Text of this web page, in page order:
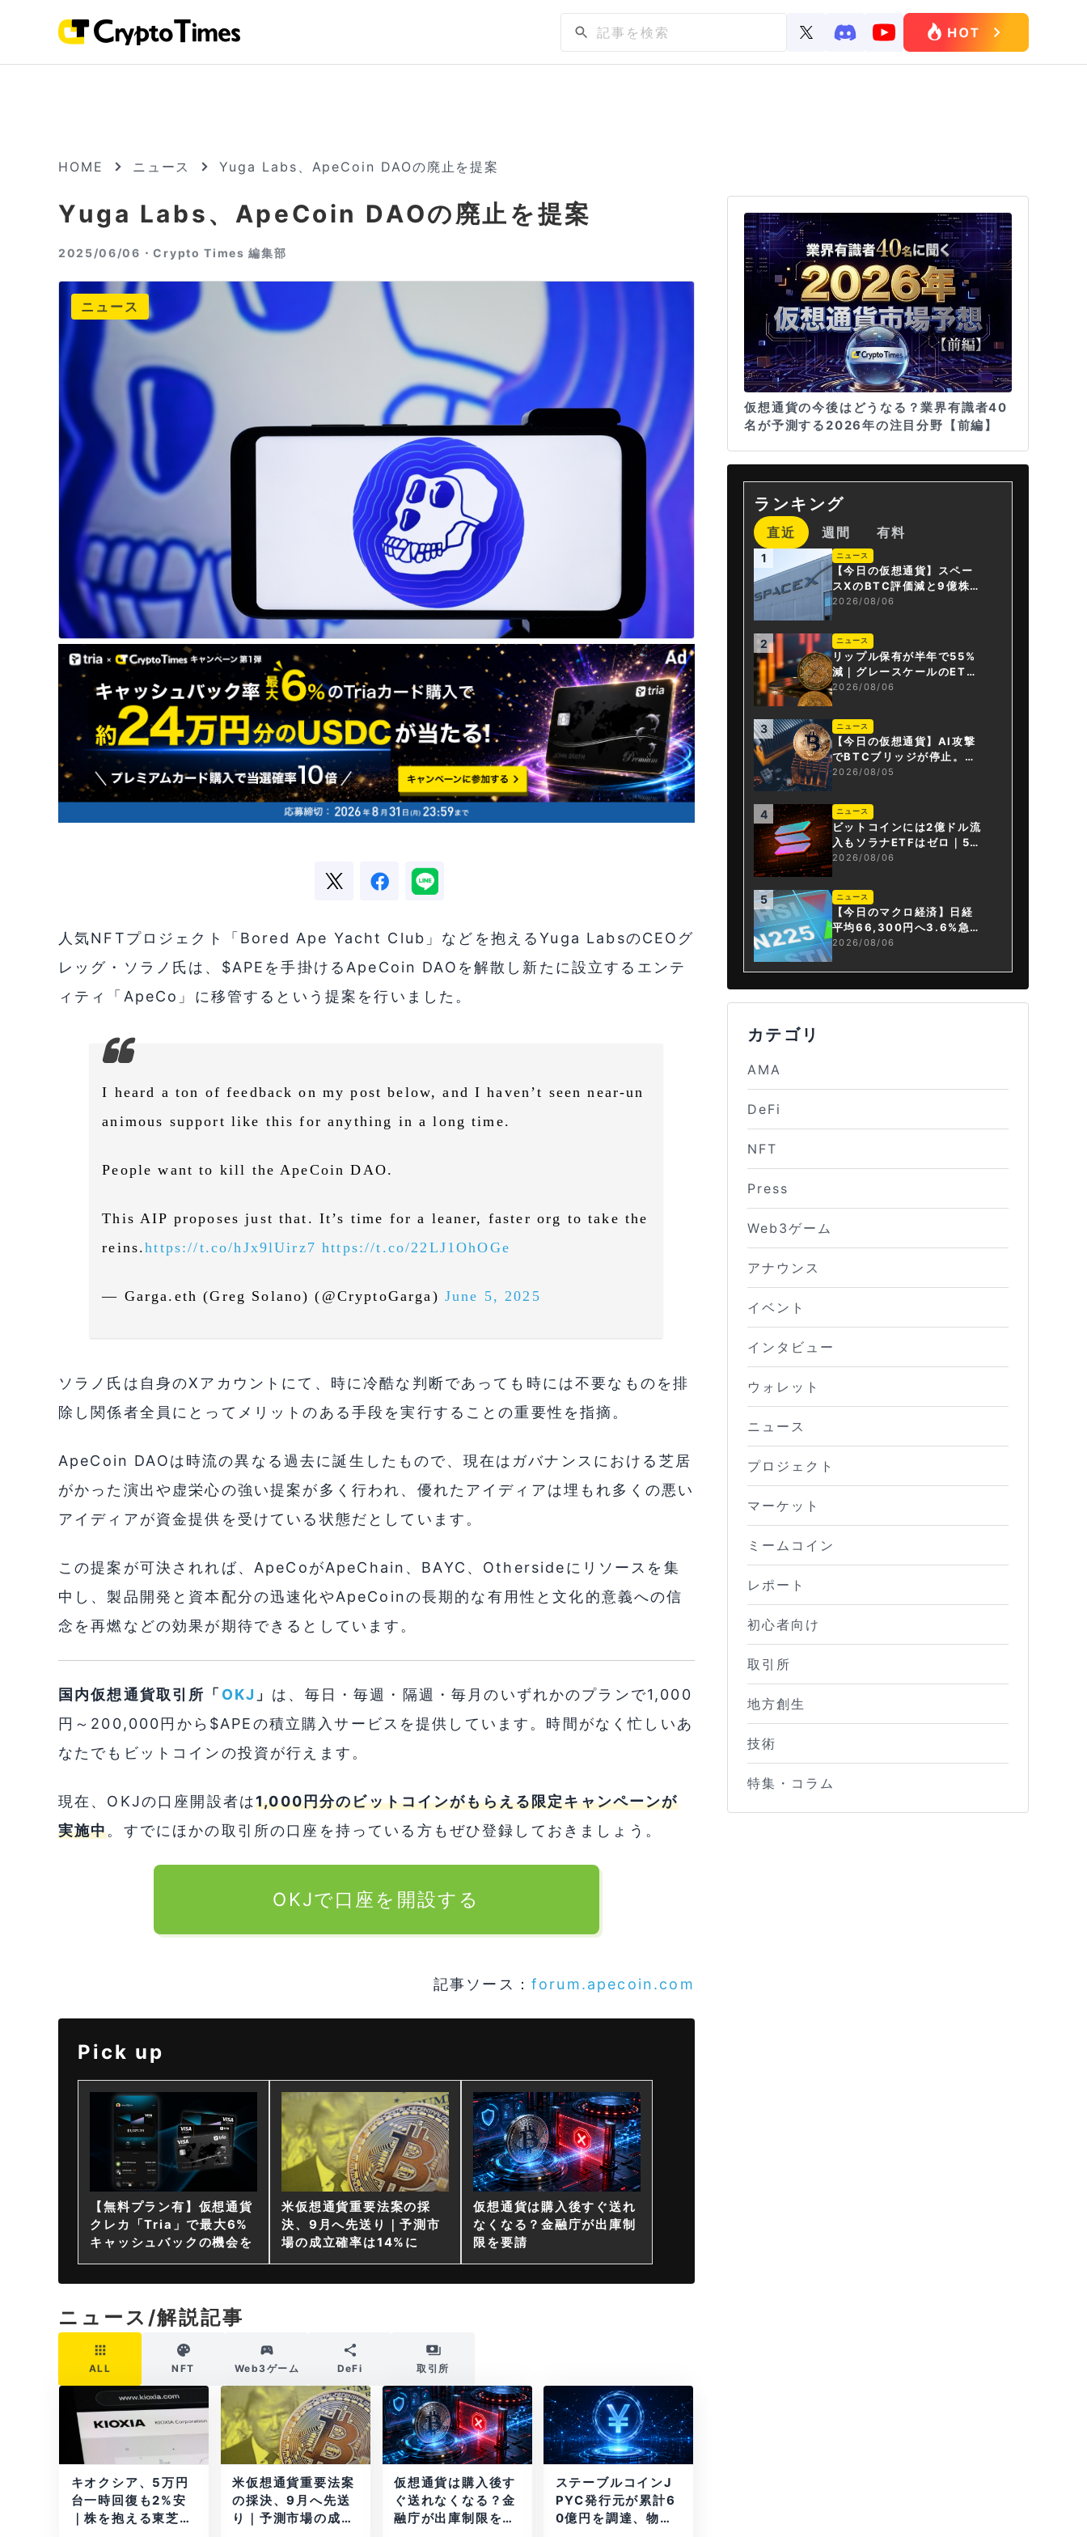
HOME ニュース Yuga Labs、ApeCoin DAOの廃止を提案
Yuga Labs、ApeCoin DAOの廃止を提案
2025/06/06・Crypto Times 編集部
ニュース
人気NFTプロジェクト「Bored Ape Yacht Club」などを抱えるYuga LabsのCEOグ
レッグ・ソラノ氏は、$APEを手掛けるApeCoin DAOを解散し新たに設立するエンテ
ィティ「ApeCo」に移管するという提案を行いました。
I heard a ton of feedback on my post below, and I haven’t seen near-un
animous support like this for anything in a long time.
People want to kill the ApeCoin DAO.
This AIP proposes just that. It’s time for a leaner, faster org to take the
reins.https://t.co/hJx9lUirz7 https://t.co/22LJ1OhOGe
— Garga.eth (Greg Solano) (@CryptoGarga) June 5, 2025
ソラノ氏は自身のXアカウントにて、時に冷酷な判断であっても時には不要なものを排
除し関係者全員にとってメリットのある手段を実行することの重要性を指摘。
ApeCoin DAOは時流の異なる過去に誕生したもので、現在はガバナンスにおける芝居
がかった演出や虚栄心の強い提案が多く行われ、優れたアイディアは埋もれ多くの悪い
アイディアが資金提供を受けている状態だとしています。
この提案が可決されれば、ApeCoがApeChain、BAYC、Othersideにリソースを集
中し、製品開発と資本配分の迅速化やApeCoinの長期的な有用性と文化的意義への信
念を再燃などの効果が期待できるとしています。
国内仮想通貨取引所「 OKJ 」 は、毎日・毎週・隔週・毎月のいずれかのプランで1,000
円～200,000円から$APEの積立購入サービスを提供しています。時間がなく忙しいあ
なたでもビットコインの投資が行えます。
現在、OKJの口座開設者は1,000円分のビットコインがもらえる限定キャンペーンが
実施中。すでにほかの取引所の口座を持っている方もぜひ登録しておきましょう。
OKJで口座を開設する
記事ソース： forum.apecoin.com
Pick up
【無料プラン有】仮想通貨
クレカ「Tria」で最大6%
キャッシュバックの機会を
米仮想通貨重要法案の採
決、9月へ先送り｜予測市
場の成立確率は14%に
仮想通貨は購入後すぐ送れ
なくなる？金融庁が出庫制
限を要請
ニュース/解説記事
ALL NFT Web3ゲーム DeFi 取引所
キオクシア、5万円
台一時回復も2%安
｜株を抱える東芝は
米仮想通貨重要法案
の採決、9月へ先送
り｜予測市場の成立
仮想通貨は購入後す
ぐ送れなくなる？金
融庁が出庫制限を要
ステーブルコインJ
PYC発行元が累計6
0億円を調達、物流
仮想通貨の今後はどうなる？業界有識者40
名が予測する2026年の注目分野【前編】
ランキング
直近 週間 有料
1 ニュース
【今日の仮想通貨】スペー
スXのBTC評価減と9億株の
解禁。208億円相当のBTC
が盗難
2026/08/06
2 ニュース
リップル保有が半年で55%
減｜グレースケールのET
F、純資産1.6億ドル減
2026/08/06
3 ニュース
【今日の仮想通貨】AI攻撃
でBTCブリッジが停止。金
融庁が「暗号資産・ステー
2026/08/05
4 ニュース
ビットコインには2億ドル流
入もソラナETFはゼロ｜5営
業日連続で停止
2026/08/06
5 ニュース
【今日のマクロ経済】日経
平均66,300円へ3.6%急騰
もAI投資回収懸念が再燃
2026/08/06
カテゴリ
AMA
DeFi
NFT
Press
Web3ゲーム
アナウンス
イベント
インタビュー
ウォレット
ニュース
プロジェクト
マーケット
ミームコイン
レポート
初心者向け
取引所
地方創生
技術
特集・コラム